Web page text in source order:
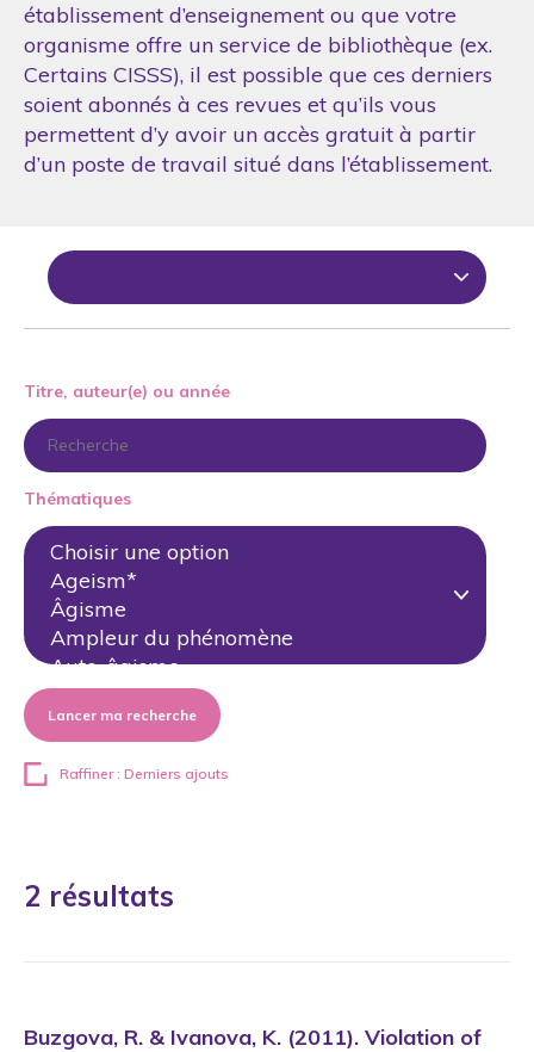
établissement d’enseignement ou que votre
organisme offre un service de bibliothèque (ex.
Certains CISSS), il est possible que ces derniers
soient abonnés à ces revues et qu’ils vous
permettent d’y avoir un accès gratuit à partir
d’un poste de travail situé dans l’établissement.
Titre, auteur(e) ou année
Thématiques
Lancer ma recherche
Raffiner : Derniers ajouts
2 résultats
Buzgova, R. & Ivanova, K. (2011). Violation of